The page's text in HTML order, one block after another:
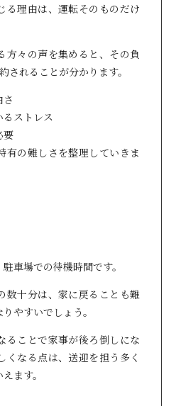
る理由は、運転そのものだけ
方々の声を集めると、その負
されることが分かります。
ストレス
要
有の難しさを整理していきま
車場での待機時間です。
数十分は、家に戻ることも難
やすいでしょう。
ることで家事が後ろ倒しにな
くなる点は、送迎を担う多く
ます。